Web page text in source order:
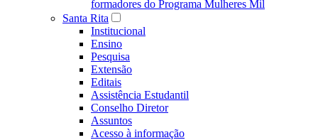
formadores do Programa Mulheres Mil
Santa Rita
Institucional
Ensino
Pesquisa
Extensão
Editais
Assistência Estudantil
Conselho Diretor
Assuntos
Acesso à informação